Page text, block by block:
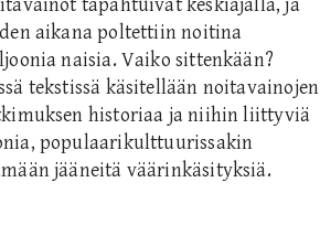
tapahtuivat keskiajalla, ja
aikana poltettiin noitina
naisia. Vaiko sittenkään?
tekstissä käsitellään noitavainojen
historiaa ja niihin liittyviä
populaarikulttuurissakin
jääneitä väärinkäsityksiä.